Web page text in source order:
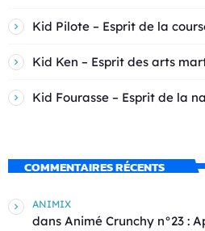
Kid Pilote – Esprit de la
Kid Ken – Esprit des arts
Kid Fourasse – Esprit de la
COMMENTAIRES RÉCENTS
ANIMIX
dans Animé Crunchy n°23 :